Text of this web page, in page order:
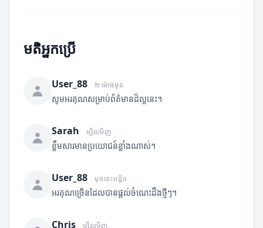
មតិអ្នកប្រើ
User_88 ២ ម៉ោងមុន
សូមអរគុណសម្រាប់ព័ត៌មានដ៏ល្អនេះ។
Sarah ម្សិលមិញ
ខ្លឹមសារមានប្រយោជន៍ខ្លាំងណាស់។
User_88 មុននេះបន្តិច
អរគុណច្រើនដែលបានផ្តល់ចំណេះដឹងថ្មីៗ។
Chris ម្សិលមិញ